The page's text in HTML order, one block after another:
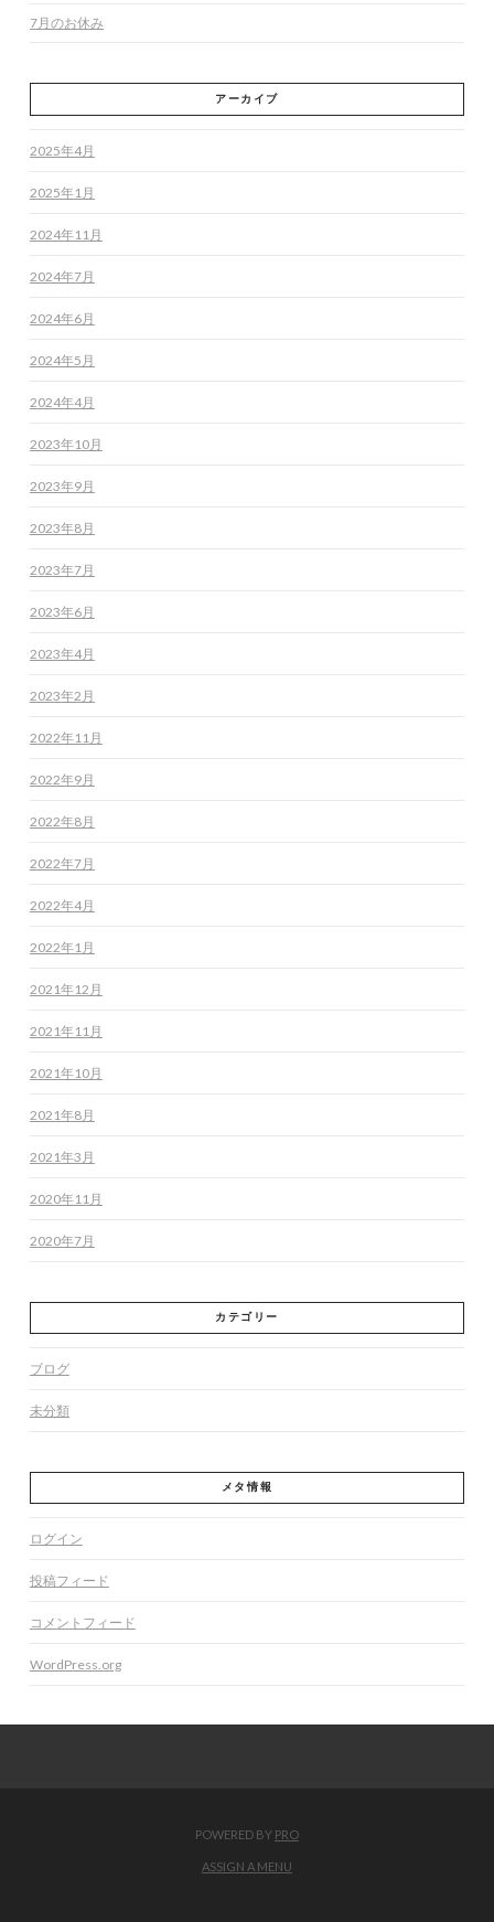
7月のお休み
アーカイブ
2025年4月
2025年1月
2024年11月
2024年7月
2024年6月
2024年5月
2024年4月
2023年10月
2023年9月
2023年8月
2023年7月
2023年6月
2023年4月
2023年2月
2022年11月
2022年9月
2022年8月
2022年7月
2022年4月
2022年1月
2021年12月
2021年11月
2021年10月
2021年8月
2021年3月
2020年11月
2020年7月
カテゴリー
ブログ
未分類
メタ情報
ログイン
投稿フィード
コメントフィード
WordPress.org
POWERED BY PRO
ASSIGN A MENU